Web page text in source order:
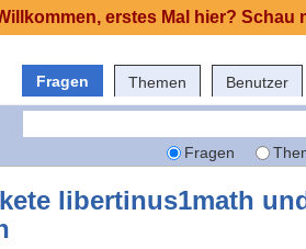
Fragen Themen Benutzer
Fragen
libertinus1math
erstes Mal hier? Schau